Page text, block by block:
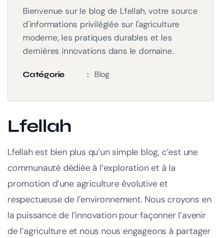
Bienvenue sur le blog de Lfellah, votre source
d'informations privilégiée sur l'agriculture
moderne, les pratiques durables et les
dernières innovations dans le domaine.
Catégorie Blog
Lfellah
Lfellah est bien plus qu’un simple blog, c’est une
communauté dédiée à l’exploration et à la
promotion d’une agriculture évolutive et
respectueuse de l’environnement. Nous croyons en
la puissance de l’innovation pour façonner l’avenir
de l’agriculture et nous nous engageons à partager